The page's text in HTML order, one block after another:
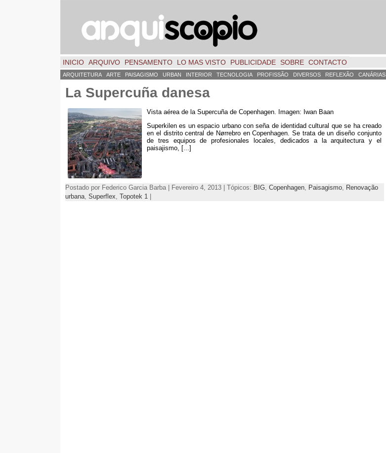
INICIO ARQUIVO PENSAMENTO LO MAS VISTO PUBLICIDADE SOBRE CONTACTO
ARQUITETURA ARTE PAISAGISMO URBAN INTERIOR TECNOLOGIA PROFISSÃO DIVERSOS REFLEXÃO CANÁRIAS
La Supercuña danesa
Vista aérea de la Supercuña de Copenhagen . Imagen: Iwan Baan
Superkilen es un espacio urbano con seña de identidad cultural que se ha creado
en el distrito central de Nørrebro en Copenhagen .Se trata de un diseño conjunto
de tres equipos de profesionales locales
dedicados a la arquitectura y el
paisajismo , [...]
Postado por Federico Garcia Barba | Fevereiro 4, 2013 | Tópicos: BIG Copenhagen Paisagismo
Renovação
urbana Superflex Topotek 1